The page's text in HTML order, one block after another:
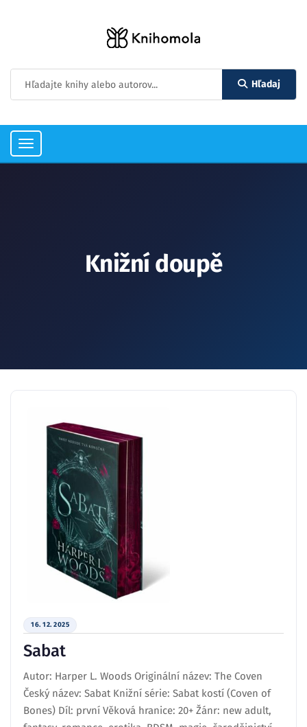
Hľadaj
Toggle
Knižní doupě
16. 12. 2025
Sabat
Autor: Harper L. Woods Originální název: The Coven
Český název: Sabat Knižní série: Sabat kostí (Coven of
Bones) Díl: první Věková hranice: 20+ Žánr: new adult,